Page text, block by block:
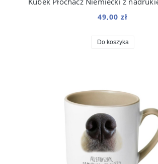
49,00 zł
Do koszyka